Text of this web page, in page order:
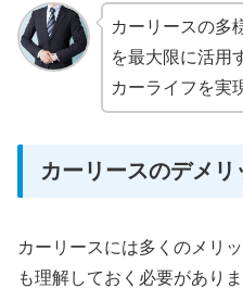
カーリースの多
を最大限に活用
カーライフを実
カーリースのデメリ
カーリースには多くのメリ
も理解しておく必要がありま